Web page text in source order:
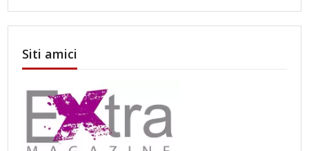
Siti amici